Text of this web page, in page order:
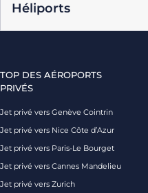
Héliports
TOP DES AÉROPORTS
PRIVÉS
Jet privé vers Genève Cointrin
Jet privé vers Nice Côte d’Azur
Jet privé vers Paris-Le Bourget
Jet privé vers Cannes Mandelieu
Jet privé vers Zurich